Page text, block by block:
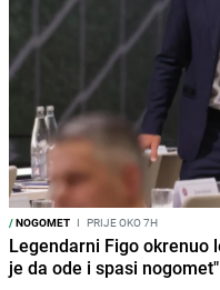
/NOGOMET I PRIJE OKO 7H
Legendarni Figo okrenuo
je da ode i spasi nogomet"